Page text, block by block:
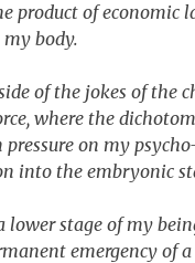
product of economic
body.
of the jokes of the
where the
on my
into the embryonic
lower stage of my
emergency of